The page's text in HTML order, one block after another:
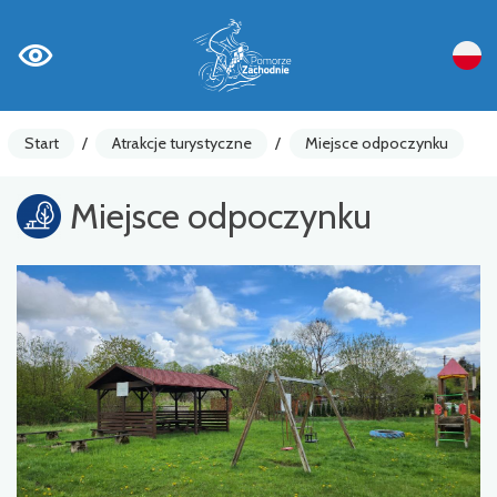
Start / Atrakcje turystyczne / Miejsce odpoczynku
Miejsce odpoczynku